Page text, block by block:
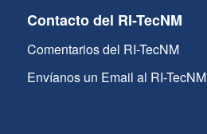
Contacto del RI-TecNM
Comentarios del RI-TecNM
Envíanos un Email al RI-TecNM